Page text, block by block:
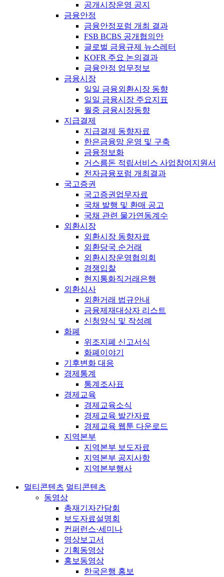
공개시장운영 공지
금융안정
금융안정포럼 개최 결과
FSB BCBS 공개협의안
글로벌 금융규제 뉴스레터
KOFR 주요 논의결과
금융안정 업무정보
금융시장
일일 금융외환시장 동향
일일 금융시장 주요지표
월중 금융시장동향
지급결제
지급결제 동향자료
한은금융망 운영 및 구축
금융정보화
거스름돈 적립서비스 사업참여지원서
전자금융포럼 개최결과
국고증권
국고증권업무자료
국채 발행 및 환매 공고
국채 관련 물가연동계수
외환시장
외환시장 동향자료
외환당국 순거래
외환시장운영협의회
경쟁입찰
현지통화직거래은행
외환심사
외환거래 법규안내
금융제재대상자 리스트
신청양식 및 작성례
화폐
위조지폐 신고서식
화폐이야기
기후변화 대응
경제통계
통계조사표
경제교육
경제교육소식
경제교육 발간자료
경제교육 웹툰 다운로드
지역본부
지역본부 보도자료
지역본부 공지사항
지역본부행사
멀티콘텐츠 멀티콘텐츠
동영상
총재기자간담회
보도자료설명회
컨퍼런스·세미나
영상보고서
기획동영상
홍보동영상
한국은행 홍보